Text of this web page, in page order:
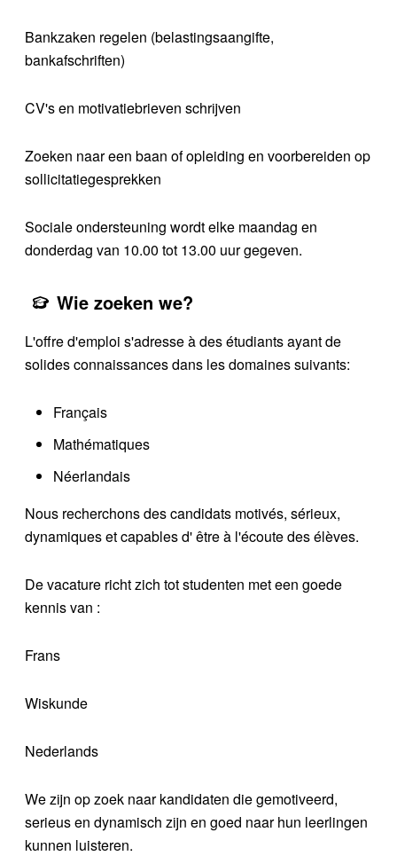
Bankzaken regelen (belastingsaangifte,
bankafschriften)
CV's en motivatiebrieven schrijven
Zoeken naar een baan of opleiding en voorbereiden op
sollicitatiegesprekken
Sociale ondersteuning wordt elke maandag en
donderdag van 10.00 tot 13.00 uur gegeven.
Wie zoeken we?
L'offre d'emploi s'adresse à des étudiants ayant de
solides connaissances dans les domaines suivants:
Français
Mathématiques
Néerlandais
Nous recherchons des candidats motivés, sérieux,
dynamiques et capables d' être à l'écoute des élèves.
De vacature richt zich tot studenten met een goede
kennis van :
Frans
Wiskunde
Nederlands
We zijn op zoek naar kandidaten die gemotiveerd,
serieus en dynamisch zijn en goed naar hun leerlingen
kunnen luisteren.